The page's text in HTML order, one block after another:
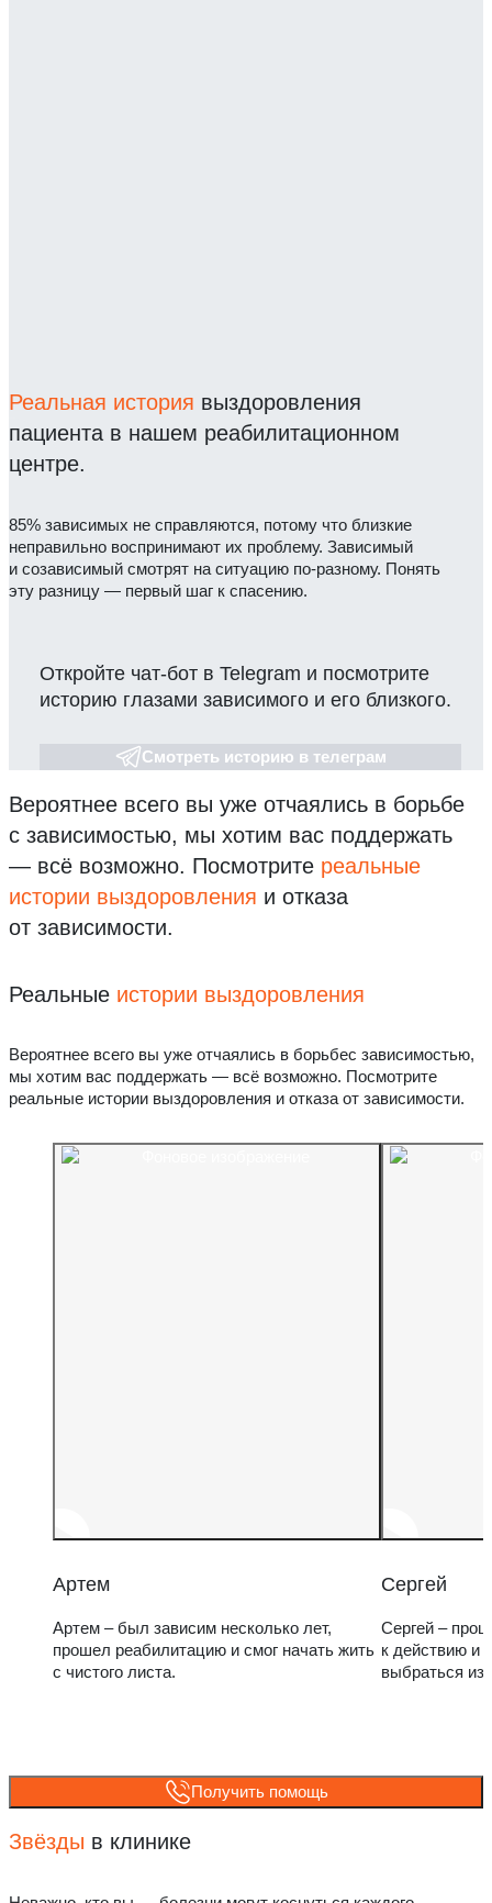
Реальная история выздоровления
пациента в нашем реабилитационном
центре.
85% зависимых не справляются, потому что близкие
неправильно воспринимают их проблему. Зависимый
и созависимый смотрят на ситуацию по-разному. Понять
эту разницу — первый шаг к спасению.
Откройте чат-бот в Telegram и посмотрите
историю глазами зависимого и его близкого.
Смотреть историю в телеграм
Вероятнее всего вы уже отчаялись в борьбе
с зависимостью, мы хотим вас поддержать
— всё возможно. Посмотрите реальные
истории выздоровления и отказа
от зависимости.
Реальные истории выздоровления
Вероятнее всего вы уже отчаялись в борьбес зависимостью,
мы хотим вас поддержать — всё возможно. Посмотрите
реальные истории выздоровления и отказа от зависимости.
Артем
Артем – был зависим несколько лет,
прошел реабилитацию и смог начать жить
с чистого листа.
Сергей
Сергей –
к действию и
выбраться из
Получить помощь
Звёзды в клинике